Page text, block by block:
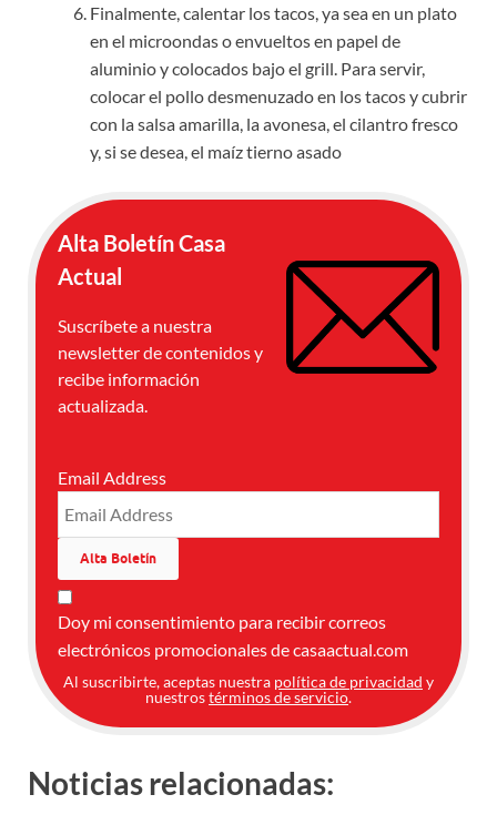
Finalmente, calentar los tacos, ya sea en un plato
en el microondas o envueltos en papel de
aluminio y colocados bajo el grill. Para servir,
colocar el pollo desmenuzado en los tacos y cubrir
con la salsa amarilla, la avonesa, el cilantro fresco
y, si se desea, el maíz tierno asado
Alta Boletín Casa
Actual
Suscríbete a nuestra
newsletter de contenidos y
recibe información
actualizada.
Email Address
Doy mi consentimiento para recibir correos
electrónicos promocionales de casaactual.com
Al suscribirte, aceptas nuestra política de privacidad y
nuestrostérminos de servicio.
Noticias relacionadas: